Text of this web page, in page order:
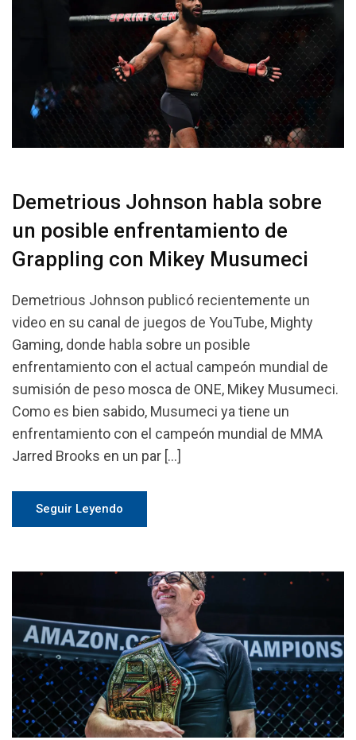
Demetrious Johnson habla sobre
un posible enfrentamiento de
Grappling con Mikey Musumeci
Demetrious Johnson publicó recientemente un
video en su canal de juegos de YouTube, Mighty
Gaming, donde habla sobre un posible
enfrentamiento con el actual campeón mundial de
sumisión de peso mosca de ONE, Mikey Musumeci.
Como es bien sabido, Musumeci ya tiene un
enfrentamiento con el campeón mundial de MMA
Jarred Brooks en un par […]
Seguir Leyendo